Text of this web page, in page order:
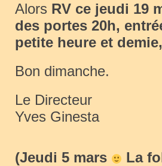
Alors RV ce jeudi 19
des portes 20h,
petite heure et
Bon dimanche.
Le Directeur
Yves Ginesta
(Jeudi 5 mars La